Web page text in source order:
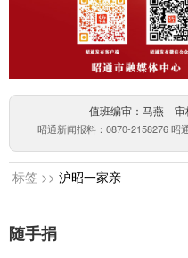
值班编审：马燕 审
昭通新闻报料：0870-2158276 昭
标签 >> 沪昭一家亲
随手捐